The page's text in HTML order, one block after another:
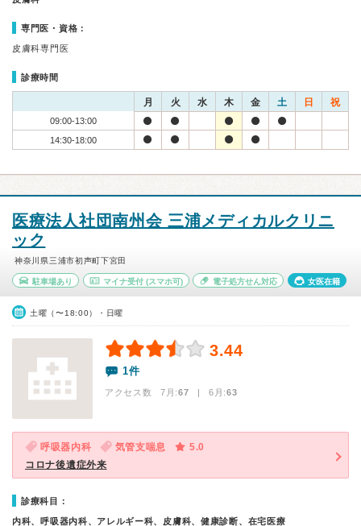
専門医・資格：
皮膚科専門医
診療時間
月 火 水 木 金 土 日 祝
09:00-13:00
14:30-18:00
医療法人社団南州会 三浦メディカルクリニ
ック
神奈川県三浦市初声町下宮田
駐車場あり マイナ受付(スマホ可) 電子処方せん対応 女医在籍
土曜（〜18:00）・日曜
3.44
1件
アクセス数 7月:67 | 6月:63
呼吸器内科 気管支喘息
5.0
コロナ後遺症外来
診療科目：
内科、呼吸器内科、アレルギー科、皮膚科、健康診断、在宅医療